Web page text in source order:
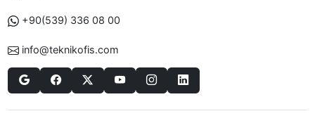
+90(539) 336 08 00
info@teknikofis.com